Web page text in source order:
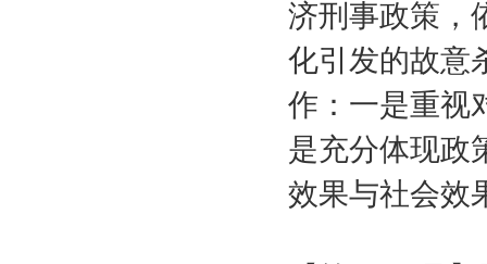
济刑事政策，
化引发的故意
作：一是重视
是充分体现政
效果与社会效